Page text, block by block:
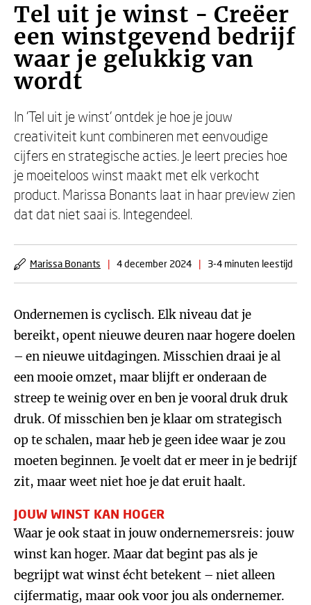
Tel uit je winst - Creëer
een winstgevend bedrijf
waar je gelukkig van
wordt
In 'Tel uit je winst' ontdek je hoe je jouw
creativiteit kunt combineren met eenvoudige
cijfers en strategische acties. Je leert precies hoe
je moeiteloos winst maakt met elk verkocht
product. Marissa Bonants laat in haar preview zien
dat dat niet saai is. Integendeel.
Marissa Bonants | 4 december 2024 | 3-4 minuten leestijd
Ondernemen is cyclisch. Elk niveau dat je
bereikt, opent nieuwe deuren naar hogere doelen
– en nieuwe uitdagingen. Misschien draai je al
een mooie omzet, maar blijft er onderaan de
streep te weinig over en ben je vooral druk druk
druk. Of misschien ben je klaar om strategisch
op te schalen, maar heb je geen idee waar je zou
moeten beginnen. Je voelt dat er meer in je bedrijf
zit, maar weet niet hoe je dat eruit haalt.
JOUW WINST KAN HOGER
Waar je ook staat in jouw ondernemersreis: jouw
winst kan hoger. Maar dat begint pas als je
begrijpt wat winst écht betekent – niet alleen
cijfermatig, maar ook voor jou als ondernemer.